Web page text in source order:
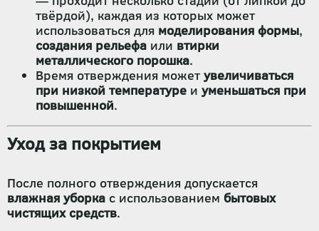
твёрдой), каждая из которых может
использоваться для моделирования формы,
создания рельефа или втирки
металлического порошка.
Время отверждения можетувеличиваться
при низкой температуре и уменьшаться при
повышенной.
Уход за покрытием
После полного отверждения допускается
влажная уборка с использованием бытовых
чистящих средств.